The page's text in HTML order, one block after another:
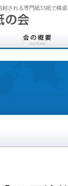
頼される専門紙33紙で構成